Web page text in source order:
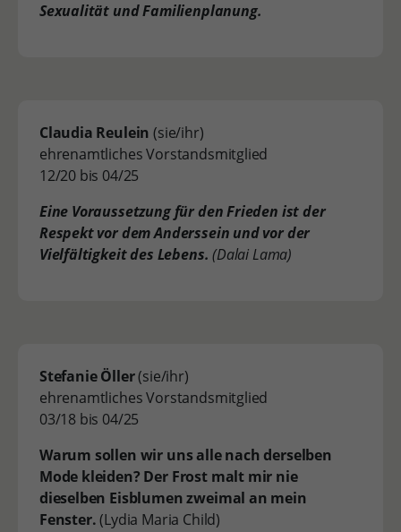
Sexualität und Familienplanung.
Claudia Reulein (sie/ihr)
ehrenamtliches Vorstandsmitglied
12/20 bis 04/25
Eine Voraussetzung für den Frieden ist der
Respekt vor dem Anderssein und vor der
Vielfältigkeit des Lebens.(Dalai Lama)
Stefanie Öller(sie/ihr)
ehrenamtliches Vorstandsmitglied
03/18 bis 04/25
Warum sollen wir uns alle nach derselben
Mode kleiden? Der Frost malt mir nie
dieselben Eisblumen zweimal an mein
Fenster.(Lydia Maria Child)